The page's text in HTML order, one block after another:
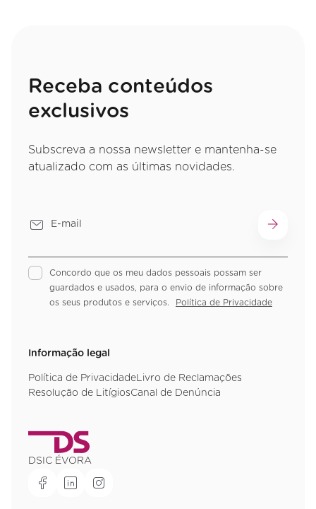
Receba conteúdos
exclusivos
Subscreva a nossa newsletter e mantenha-se
atualizado com as últimas novidades.
Concordo que os meu dados pessoais possam ser
guardados e usados, para o envio de informação sobre
os seus produtos e serviços.
Política de Privacidade
Informação legal
Política de Privacidade Livro de Reclamações
Resolução de LitígiosCanal de Denúncia
DSIC ÉVORA